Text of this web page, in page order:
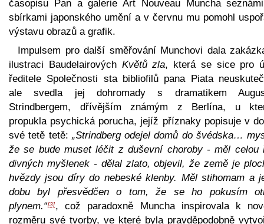
časopisu Pan a galerie Art Nouveau Muncha
sbírkami japonského umění a v červnu mu pomohl
výstavu obrazů a grafik.
Impulsem pro další směřování Munchovi dala
ilustraci Baudelairových Květů zla, která se sice pro
ředitele Společnosti sta bibliofilů pana Piata
ale svedla jej dohromady s dramatikem
Strindbergem, dřívějším známým z Berlína, u
propukla psychická porucha, jejíž příznaky popisuje v
své tetě tetě: „Strindberg odejel domů do švédska…
že se bude muset léčit z duševní choroby - měl celou
divných myšlenek - dělal zlato, objevil, že země je
hvězdy jsou díry do nebeské klenby. Měl stihomam a
dobu byl přesvědčen o tom, že se ho pokusím
plynem.“[3], což paradoxně Muncha inspirovala k
rozměru své tvorby, ve které byla pravděpodobně